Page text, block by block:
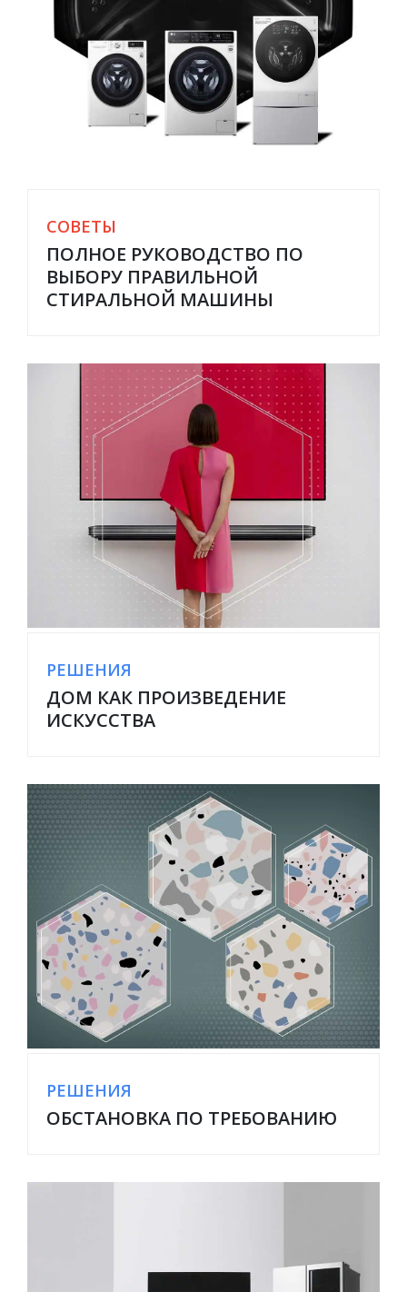
СОВЕТЫ
ПОЛНОЕ РУКОВОДСТВО ПО
ВЫБОРУ ПРАВИЛЬНОЙ
СТИРАЛЬНОЙ МАШИНЫ
РЕШЕНИЯ
ДОМ КАК ПРОИЗВЕДЕНИЕ
ИСКУССТВА
РЕШЕНИЯ
ОБСТАНОВКА ПО ТРЕБОВАНИЮ